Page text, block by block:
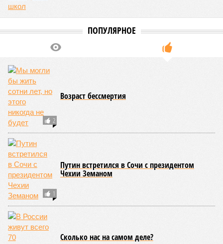
ПОПУЛЯРНОЕ
2
Возраст бессмертия
1
Путин встретился в Сочи с президентом
Чехии Земаном
Сколько нас на самом деле?